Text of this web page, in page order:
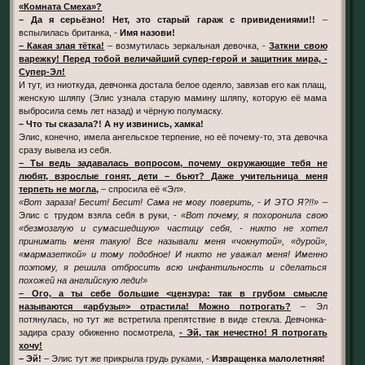
«Комната Смеха»?
– Да я серьёзно! Нет, это старый гараж с привидениями!! –
вспылилась британка, -Имя назови!
– Какая злая тётка! – возмутилась зеркальная девочка, -Заткни свою
варежку! Перед тобой величайший супер-герой и защитник мира, -
Супер-Эл!
И тут, из ниоткуда, девчонка достала белое одеяло, завязав его как плащ,
женскую шляпу (Элис узнала старую мамину шляпу, которую её мама
выбросила семь лет назад) и чёрную полумаску.
– Что ты сказала?! А ну извинись, хамка!
Элис, конечно, имела ангельское терпение, но её почему-то, эта девочка
сразу вывела из себя.
– Ты ведь задавалась вопросом, почему окружающие тебя не
любят, взрослые гонят, дети – бьют? Даже учительница меня
терпеть не могла, – спросила её «Эл».
«Вот зараза! Бесит! Бесит! Сама не могу поверить, - И ЭТО Я?!!» –
Элис с трудом взяла себя в руки, - «Вот почему, я похоронила свою
«безмозглую и сумасшедшую» частицу себя, - никто не хотел
принимать меня такую! Все называли меня «чокнутой», «дурой»,
«мармазеткой» и тому подобное! И никто не уважал меня! Именно
поэтому, я решила отбросить всю инфантильность и сделаться
похожей на английскую леди!»
– Ого, а ты себе большие <цензура: так в грубом смысле
называются «арбузы»> отрастила! Можно потрогать?
– Эл
потянулась, но тут же встретила препятствие в виде стекла. Девчонка-
задира сразу обиженно посмотрела, - Эй, так нечестно! Я потрогать
хочу!
– Эй! – Элис тут же прикрыла грудь руками, -Извращенка малолетняя!